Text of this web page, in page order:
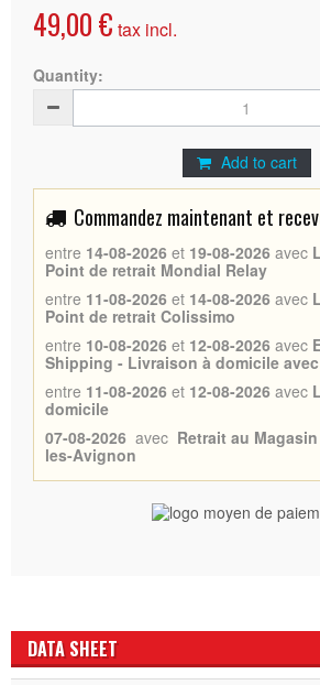
49,00 € tax incl.
Quantity:
Add to cart
Commandez maintenant et
entre 14-08-2026 et 19-08-2026 avec
Point de retrait Mondial Relay
entre 11-08-2026 et 14-08-2026 avec
Point de retrait Colissimo
entre 10-08-2026 et 12-08-2026 avec
Shipping - Livraison à domicile
entre 11-08-2026 et 12-08-2026 avec
domicile
07-08-2026 avec Retrait au
les-Avignon
DATA SHEET